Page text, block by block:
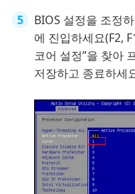
BIOS 설정을 조정
에 진입하세요(F2,
코어 설정”을 찾아
저장하고 종료하세